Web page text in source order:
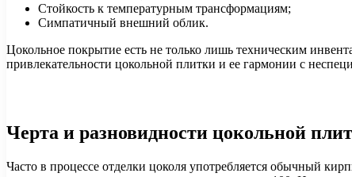
Стойкость к температурным трансформациям;
Симпатичный внешний облик.
Цокольное покрытие есть не только лишь техническим
привлекательности цокольной плитки и ее гармонии с
Черта и разновидности цокольной
Часто в процессе отделки цоколя употребляется обычный